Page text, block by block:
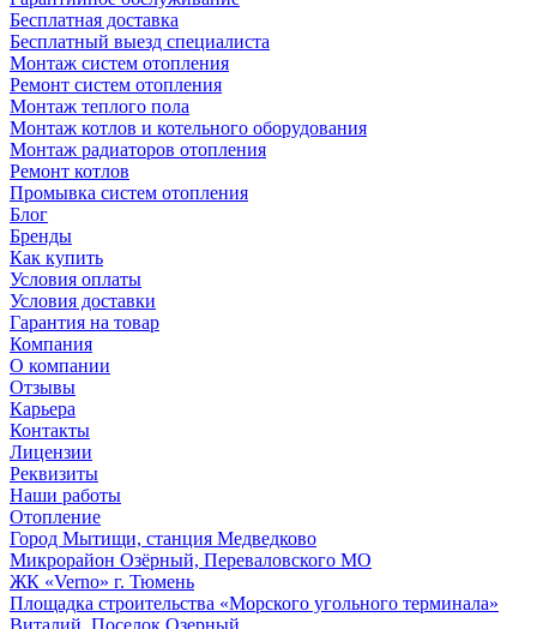
Бесплатная доставка
Бесплатный выезд специалиста
Монтаж систем отопления
Ремонт систем отопления
Монтаж теплого пола
Монтаж котлов и котельного оборудования
Монтаж радиаторов отопления
Ремонт котлов
Промывка систем отопления
Блог
Бренды
Как купить
Условия оплаты
Условия доставки
Гарантия на товар
Компания
О компании
Отзывы
Карьера
Контакты
Лицензии
Реквизиты
Наши работы
Отопление
Город Мытищи, станция Медведково
Микрорайон Озёрный, Переваловского МО
ЖК «Verno» г. Тюмень
Площадка строительства «Морского угольного терминала»
Виталий. Поселок Озерный